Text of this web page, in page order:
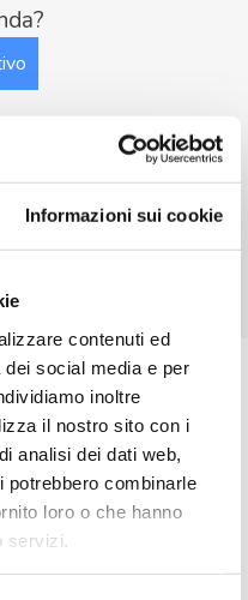
Informazioni sui cookie
contenuti ed
social media e per
inoltre
il nostro sito con i
analisi dei dati web,
potrebbero combinarle
loro o che hanno